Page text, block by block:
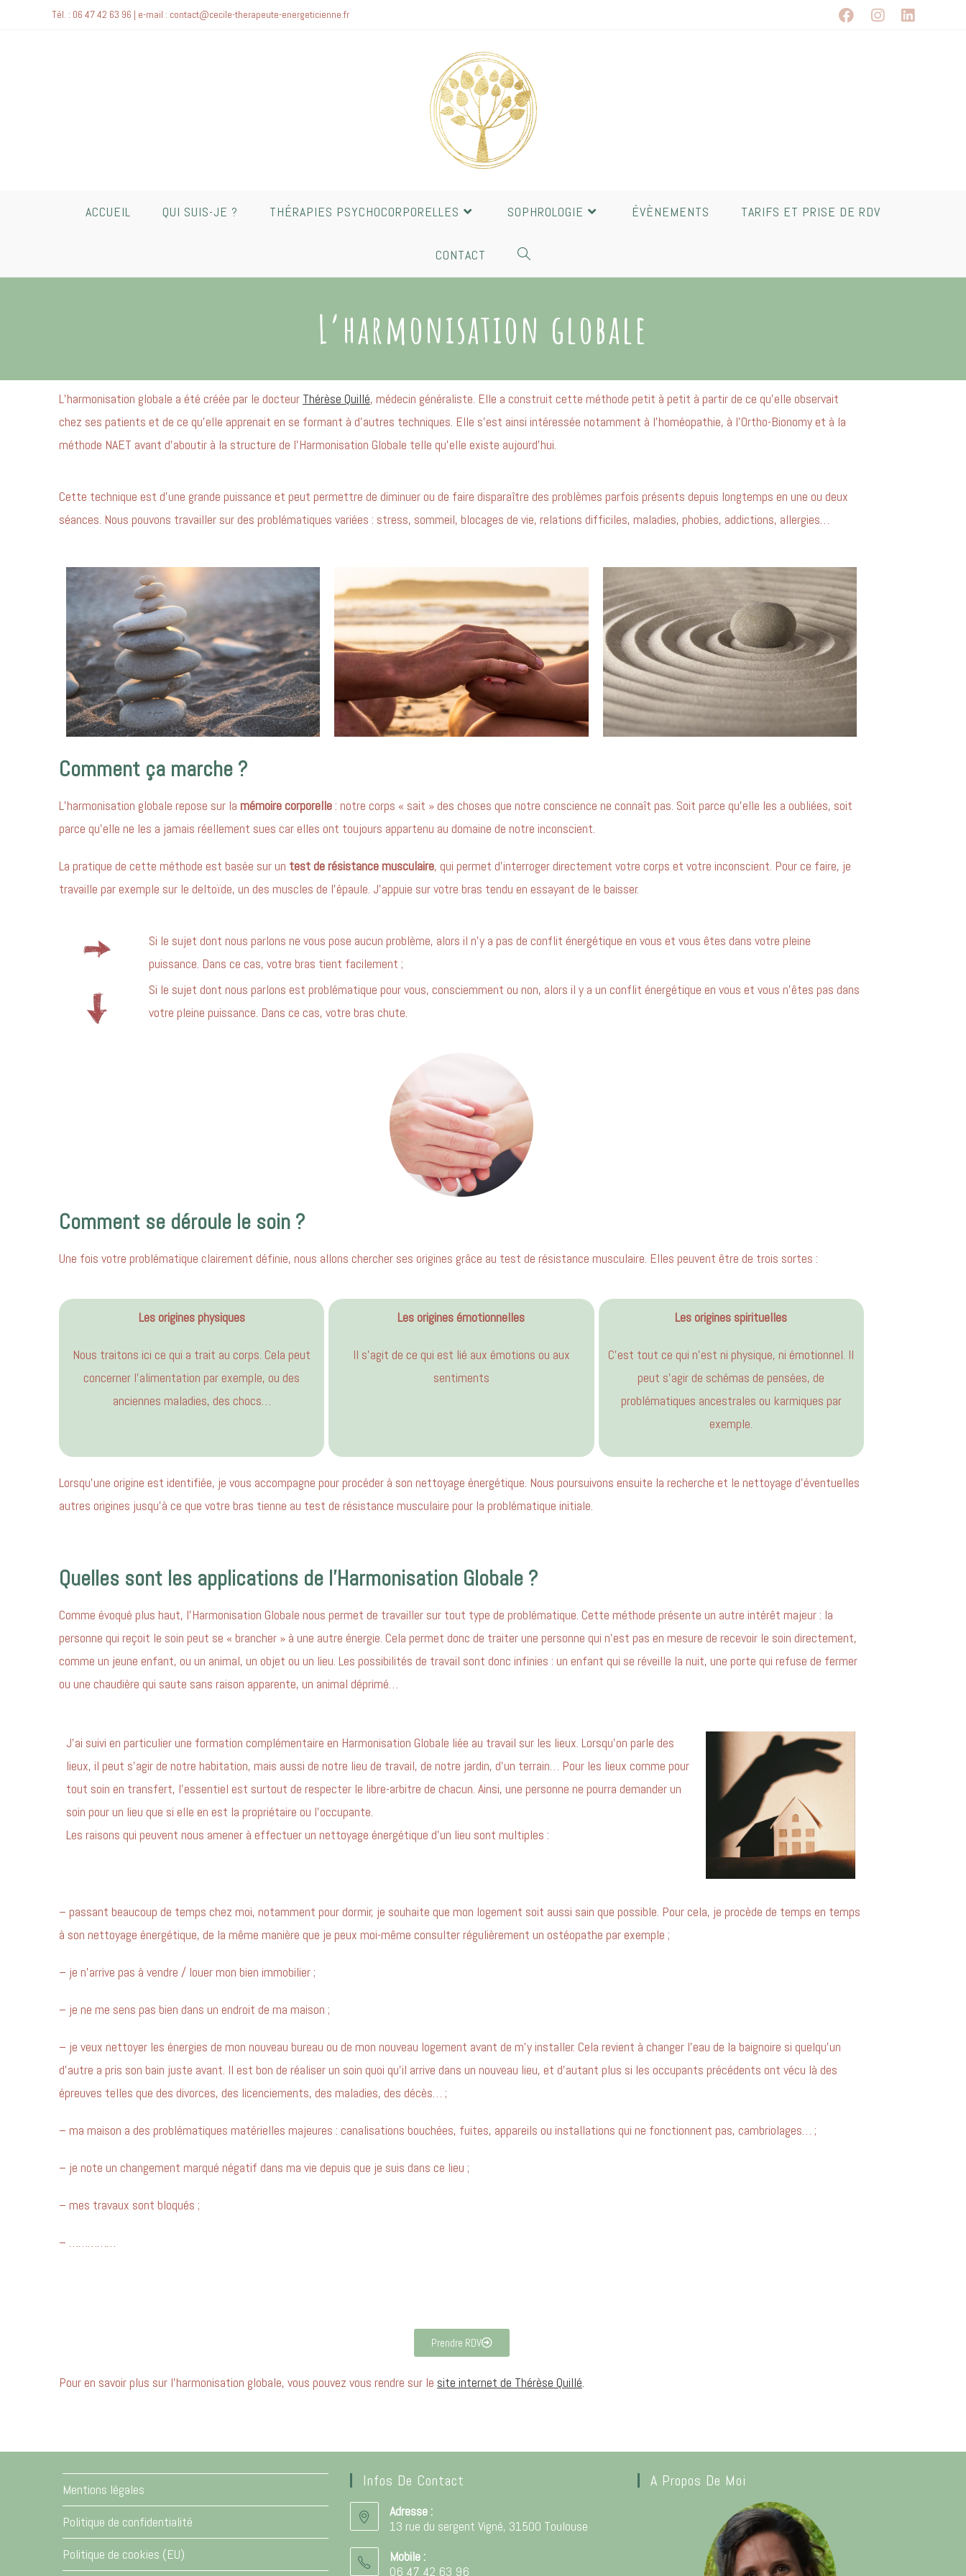
Tél. : 06 47 42 63 96 | e-mail : contact@cecile-therapeute-energeticienne.fr
ACCUEIL QUI SUIS-JE ? THÉRAPIES PSYCHOCORPORELLES SOPHROLOGIE ÉVÈNEMENTS TARIFS ET PRISE DE RDV
CONTACT
L’harmonisation globale
L’harmonisation globale a été créée par le docteur Thérèse Quillé, médecin généraliste. Elle a construit cette méthode petit à petit à partir de ce qu’elle observait
chez ses patients et de ce qu’elle apprenait en se formant à d’autres techniques. Elle s’est ainsi intéressée notamment à l’homéopathie, à l’Ortho-Bionomy et à la
méthode NAET avant d’aboutir à la structure de l’Harmonisation Globale telle qu’elle existe aujourd’hui.
Cette technique est d’une grande puissance et peut permettre de diminuer ou de faire disparaître des problèmes parfois présents depuis longtemps en une ou deux
séances. Nous pouvons travailler sur des problématiques variées : stress, sommeil, blocages de vie, relations difficiles, maladies, phobies, addictions, allergies…
Comment ça marche ?
L’harmonisation globale repose sur la mémoire corporelle : notre corps « sait » des choses que notre conscience ne connaît pas. Soit parce qu’elle les a oubliées, soit
parce qu’elle ne les a jamais réellement sues car elles ont toujours appartenu au domaine de notre inconscient.
La pratique de cette méthode est basée sur un test de résistance musculaire, qui permet d’interroger directement votre corps et votre inconscient. Pour ce faire, je
travaille par exemple sur le deltoïde, un des muscles de l’épaule. J’appuie sur votre bras tendu en essayant de le baisser.
Si le sujet dont nous parlons ne vous pose aucun problème, alors il n’y a pas de conflit énergétique en vous et vous êtes dans votre pleine
puissance. Dans ce cas, votre bras tient facilement ;
Si le sujet dont nous parlons est problématique pour vous, consciemment ou non, alors il y a un conflit énergétique en vous et vous n’êtes pas dans
votre pleine puissance. Dans ce cas, votre bras chute.
Comment se déroule le soin ?
Une fois votre problématique clairement définie, nous allons chercher ses origines grâce au test de résistance musculaire. Elles peuvent être de trois sortes :
Les origines physiques
Nous traitons ici ce qui a trait au corps. Cela peut
concerner l’alimentation par exemple, ou des
anciennes maladies, des chocs…
Les origines émotionnelles
Il s’agit de ce qui est lié aux émotions ou aux
sentiments
Les origines spirituelles
C’est tout ce qui n’est ni physique, ni émotionnel. Il
peut s’agir de schémas de pensées, de
problématiques ancestrales ou karmiques par
exemple.
Lorsqu’une origine est identifiée, je vous accompagne pour procéder à son nettoyage énergétique. Nous poursuivons ensuite la recherche et le nettoyage d’éventuelles
autres origines jusqu’à ce que votre bras tienne au test de résistance musculaire pour la problématique initiale.
Quelles sont les applications de l'Harmonisation Globale ?
Comme évoqué plus haut, l’Harmonisation Globale nous permet de travailler sur tout type de problématique. Cette méthode présente un autre intérêt majeur : la
personne qui reçoit le soin peut se « brancher » à une autre énergie. Cela permet donc de traiter une personne qui n’est pas en mesure de recevoir le soin directement,
comme un jeune enfant, ou un animal, un objet ou un lieu. Les possibilités de travail sont donc infinies : un enfant qui se réveille la nuit, une porte qui refuse de fermer
ou une chaudière qui saute sans raison apparente, un animal déprimé…
J’ai suivi en particulier une formation complémentaire en Harmonisation Globale liée au travail sur les lieux. Lorsqu’on parle des
lieux, il peut s’agir de notre habitation, mais aussi de notre lieu de travail, de notre jardin, d’un terrain… Pour les lieux comme pour
tout soin en transfert, l’essentiel est surtout de respecter le libre-arbitre de chacun. Ainsi, une personne ne pourra demander un
soin pour un lieu que si elle en est la propriétaire ou l’occupante.
Les raisons qui peuvent nous amener à effectuer un nettoyage énergétique d’un lieu sont multiples :
– passant beaucoup de temps chez moi, notamment pour dormir, je souhaite que mon logement soit aussi sain que possible. Pour cela, je procède de temps en temps
à son nettoyage énergétique, de la même manière que je peux moi-même consulter régulièrement un ostéopathe par exemple ;
– je n’arrive pas à vendre / louer mon bien immobilier ;
– je ne me sens pas bien dans un endroit de ma maison ;
– je veux nettoyer les énergies de mon nouveau bureau ou de mon nouveau logement avant de m’y installer. Cela revient à changer l’eau de la baignoire si quelqu’un
d’autre a pris son bain juste avant. Il est bon de réaliser un soin quoi qu’il arrive dans un nouveau lieu, et d’autant plus si les occupants précédents ont vécu là des
épreuves telles que des divorces, des licenciements, des maladies, des décès… ;
– ma maison a des problématiques matérielles majeures : canalisations bouchées, fuites, appareils ou installations qui ne fonctionnent pas, cambriolages… ;
– je note un changement marqué négatif dans ma vie depuis que je suis dans ce lieu ;
– mes travaux sont bloqués ;
– ……………
Prendre RDV
Pour en savoir plus sur l’harmonisation globale, vous pouvez vous rendre sur le site internet de Thérèse Quillé.
Mentions légales
Politique de confidentialité
Politique de cookies (EU)
Infos De Contact
Adresse :
13 rue du sergent Vigné, 31500 Toulouse
Mobile :
06 47 42 63 96
A Propos De Moi